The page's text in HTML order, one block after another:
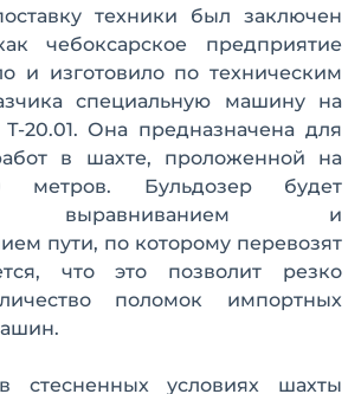
техники был заключен
чебоксарское предприятие
и изготовило по техническим
специальную машину на
Т-20.01. Она предназначена для
в шахте, проложенной на
метров. Бульдозер будет
выравниванием и
пути, по которому перевозят
что это позволит резко
поломок импортных
стесненных условиях шахты